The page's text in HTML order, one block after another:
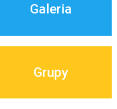
Galeria
Grupy